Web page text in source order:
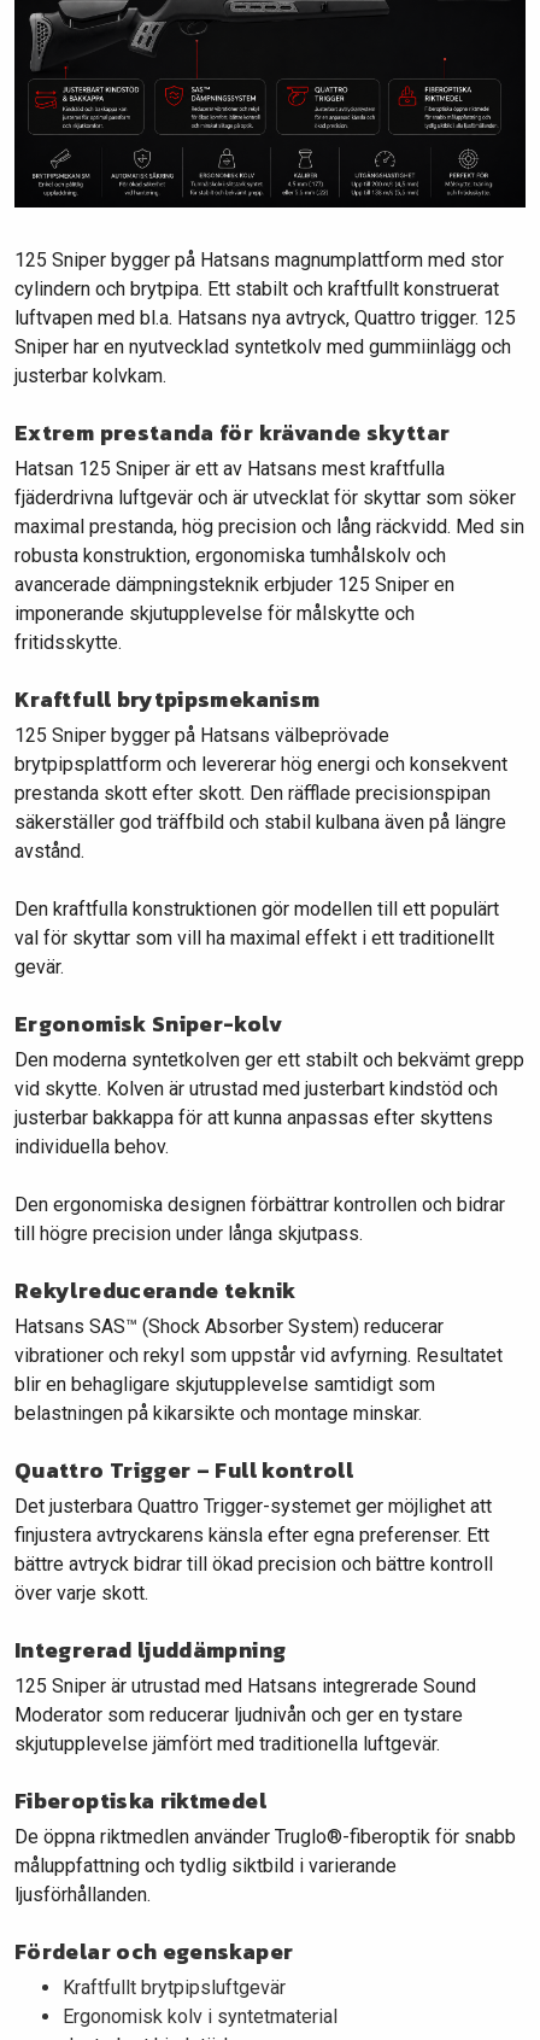
125 Sniper bygger på Hatsans magnumplattform med stor
cylindern och brytpipa. Ett stabilt och kraftfullt konstruerat
luftvapen med bl.a. Hatsans nya avtryck, Quattro trigger. 125
Sniper har en nyutvecklad syntetkolv med gummiinlägg och
justerbar kolvkam.
Extrem prestanda för krävande skyttar
Hatsan 125 Sniper är ett av Hatsans mest kraftfulla
fjäderdrivna luftgevär och är utvecklat för skyttar som söker
maximal prestanda, hög precision och lång räckvidd. Med sin
robusta konstruktion, ergonomiska tumhålskolv och
avancerade dämpningsteknik erbjuder 125 Sniper en
imponerande skjutupplevelse för målskytte och
fritidsskytte.
Kraftfull brytpipsmekanism
125 Sniper bygger på Hatsans välbeprövade
brytpipsplattform och levererar hög energi och konsekvent
prestanda skott efter skott. Den räfflade precisionspipan
säkerställer god träffbild och stabil kulbana även på längre
avstånd.
Den kraftfulla konstruktionen gör modellen till ett populärt
val för skyttar som vill ha maximal effekt i ett traditionellt
gevär.
Ergonomisk Sniper-kolv
Den moderna syntetkolven ger ett stabilt och bekvämt grepp
vid skytte. Kolven är utrustad med justerbart kindstöd och
justerbar bakkappa för att kunna anpassas efter skyttens
individuella behov.
Den ergonomiska designen förbättrar kontrollen och bidrar
till högre precision under långa skjutpass.
Rekylreducerande teknik
Hatsans SAS™ (Shock Absorber System) reducerar
vibrationer och rekyl som uppstår vid avfyrning. Resultatet
blir en behagligare skjutupplevelse samtidigt som
belastningen på kikarsikte och montage minskar.
Quattro Trigger – Full kontroll
Det justerbara Quattro Trigger-systemet ger möjlighet att
finjustera avtryckarens känsla efter egna preferenser. Ett
bättre avtryck bidrar till ökad precision och bättre kontroll
över varje skott.
Integrerad ljuddämpning
125 Sniper är utrustad med Hatsans integrerade Sound
Moderator som reducerar ljudnivån och ger en tystare
skjutupplevelse jämfört med traditionella luftgevär.
Fiberoptiska riktmedel
De öppna riktmedlen använder Truglo®-fiberoptik för snabb
måluppfattning och tydlig siktbild i varierande
ljusförhållanden.
Fördelar och egenskaper
Kraftfullt brytpipsluftgevär
Ergonomisk kolv i syntetmaterial